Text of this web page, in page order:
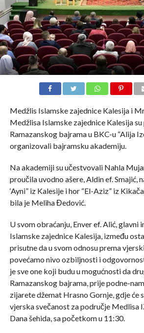
Medžlis Islamske zajednice Kalesija i
Medžlisa Islamske zajednice Kalesija
Ramazanskog bajrama u BKC-u “Alija
organizovali bajramsku akademiju.
Na akademiji su učestvovali Nahla
proučila uvodno ašere, Aldin ef. Smajić,
‘Ayni” iz Kalesije i hor “El-Aziz” iz
bila je Meliha Đedović.
U svom obraćanju, Enver ef. Alić, glavni
Islamske zajednice Kalesija, između
prisutne da u svom odnosu prema
povećamo nivo ozbiljnosti i
je sve one koji budu u mogućnosti da
Ramazanskog bajrama, prije podne-
zijarete džemat Hrasno Gornje, gdje će
vjerska svečanost za područje Medlisa
Dana šehida, sa početkom u 11:30.